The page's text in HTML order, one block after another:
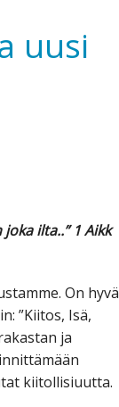
uusi
ilta..” 1 Aikk
On hyvä
”Kiitos, Isä,
ja
kiitollisiuutta.